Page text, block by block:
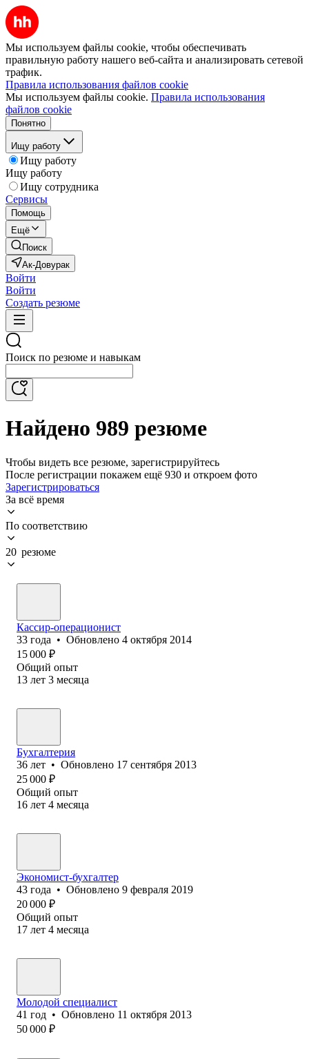
Мы используем файлы cookie, чтобы обеспечивать
правильную работу нашего веб-сайта и анализировать сетевой
трафик.
Правила использования файлов cookie
Мы используем файлы cookie. Правила использования
файлов cookie
Понятно
Ищу работу
Ищу работу
Ищу работу
Ищу сотрудника
Сервисы
Помощь
Ещё
Поиск
Ак-Довурак
Войти
Войти
Создать резюме
Поиск по резюме и навыкам
Найдено 989 резюме
Чтобы видеть все резюме, зарегистрируйтесь
После регистрации покажем ещё 930 и откроем фото
Зарегистрироваться
За всё время
По соответствию
20 резюме
Кассир-операционист
33 года • Обновлено 4 октября 2014
15 000 ₽
Общий опыт
13 лет 3 месяца
Бухгалтерия
36 лет • Обновлено 17 сентября 2013
25 000 ₽
Общий опыт
16 лет 4 месяца
Экономист-бухгалтер
43 года • Обновлено 9 февраля 2019
20 000 ₽
Общий опыт
17 лет 4 месяца
Молодой специалист
41 год • Обновлено 11 октября 2013
50 000 ₽